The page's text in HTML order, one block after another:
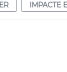
IMPACTE